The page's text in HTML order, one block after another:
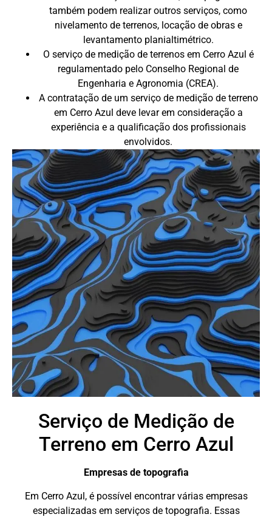
também podem realizar outros serviços, como
nivelamento de terrenos, locação de obras e
levantamento planialtimétrico.
O serviço de medição de terrenos em Cerro Azul é
regulamentado pelo Conselho Regional de
Engenharia e Agronomia (CREA).
A contratação de um serviço de medição de terreno
em Cerro Azul deve levar em consideração a
experiência e a qualificação dos profissionais
envolvidos.
Serviço de Medição de
Terreno em Cerro Azul
Empresas de topografia
Em Cerro Azul, é possível encontrar várias empresas
especializadas em serviços de topografia. Essas